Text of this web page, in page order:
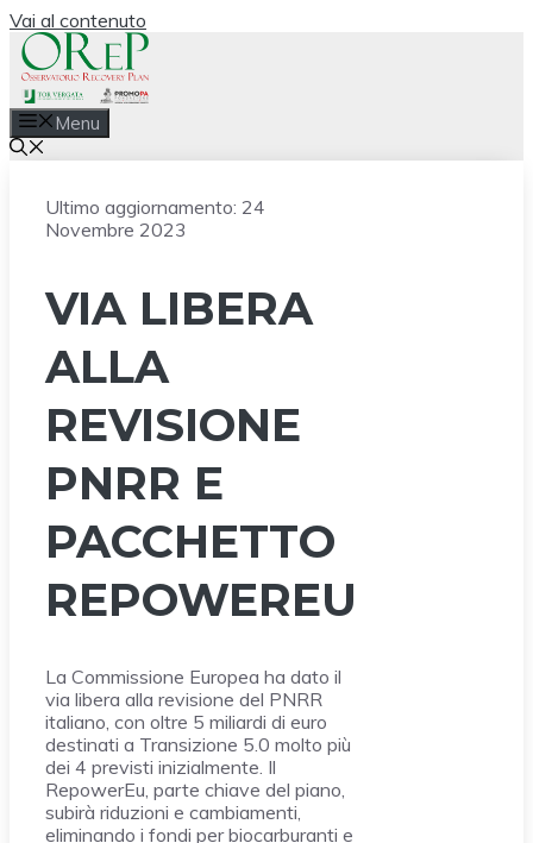
Vai al contenuto
Menu
Ultimo aggiornamento: 24
Novembre 2023
VIA LIBERA
ALLA
REVISIONE
PNRR E
PACCHETTO
REPOWEREU
La Commissione Europea ha dato il
via libera alla revisione del PNRR
italiano, con oltre 5 miliardi di euro
destinati a Transizione 5.0 molto più
dei 4 previsti inizialmente. Il
RepowerEu, parte chiave del piano,
subirà riduzioni e cambiamenti,
eliminando i fondi per biocarburanti e